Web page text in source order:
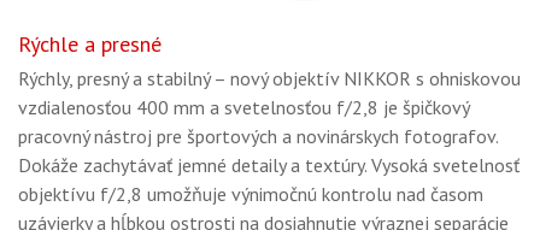
Rýchle a presné
Rýchly, presný a stabilný – nový objektív NIKKOR s ohniskovou
vzdialenosťou 400 mm a svetelnosťou f/2,8 je špičkový
pracovný nástroj pre športových a novinárskych fotografov.
Dokáže zachytávať jemné detaily a textúry. Vysoká svetelnosť
objektívu f/2,8 umožňuje výnimočnú kontrolu nad časom
uzávierky a hĺbkou ostrosti na dosiahnutie výraznej separácie